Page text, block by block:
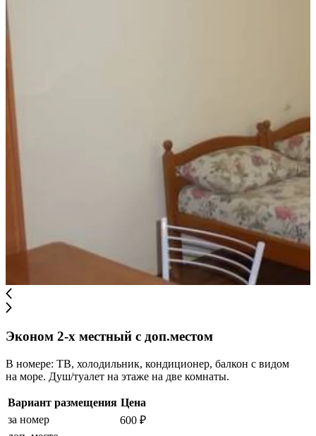
Эконом 2-х местный с доп.местом
В номере: ТВ, холодильник, кондиционер, балкон с видом
на море. Душ/туалет на этаже на две комнаты.
Вариант размещения Цена
за номер
600 ₽